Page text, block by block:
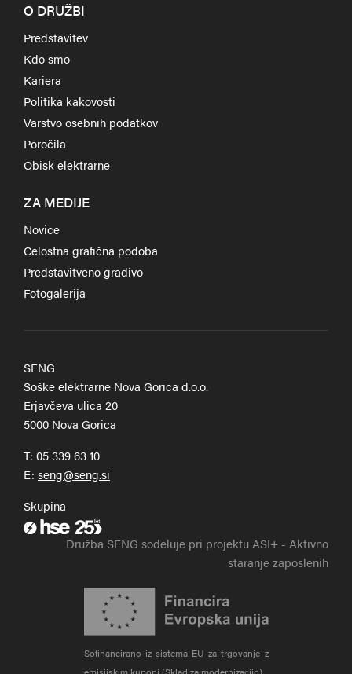
O DRUŽBI
Predstavitev
Kdo smo
Kariera
Politika kakovosti
Varstvo osebnih podatkov
Poročila
Obisk elektrarne
ZA MEDIJE
Novice
Celostna grafična podoba
Predstavitveno gradivo
Fotogalerija
SENG
Soške elektrarne Nova Gorica d.o.o.
Erjavčeva ulica 20
5000 Nova Gorica
T: 05 339 63 10
E:
Skupina
Zunanja povezava na hse.si
Družba SENG sodeluje pri projektu ASI+ - Aktivno
staranje zaposlenih
Sofinancirano iz sistema EU za trgovanje z